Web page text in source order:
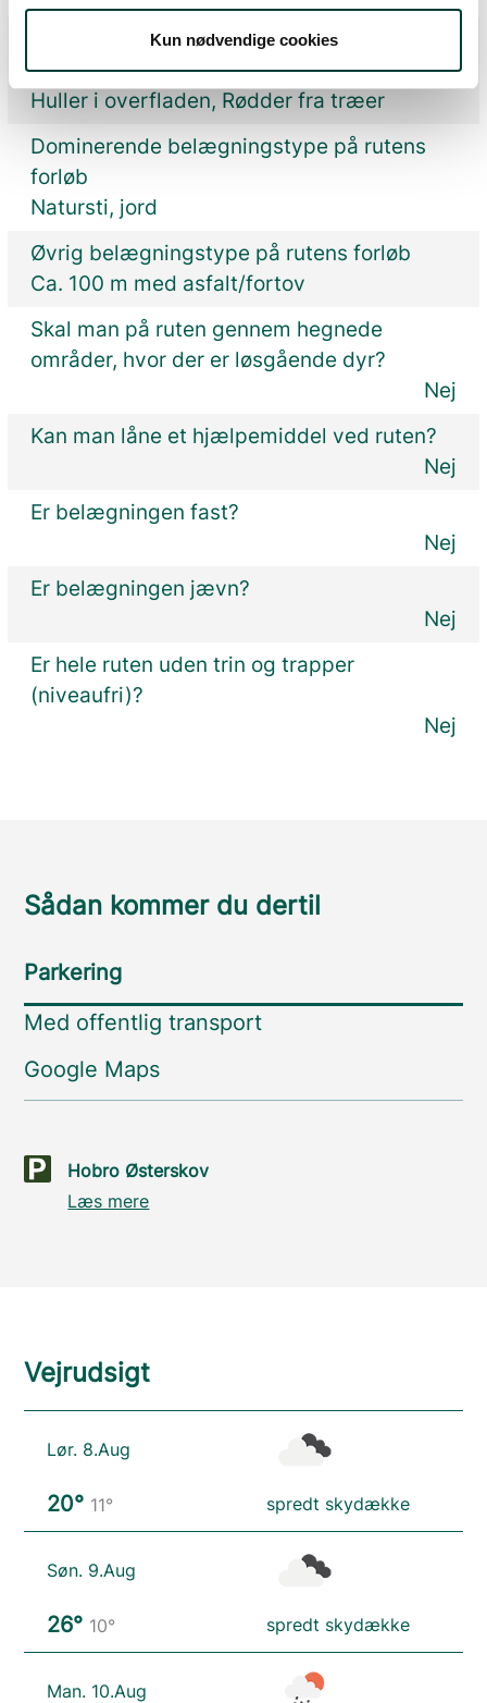
Kun nødvendige cookies
Hvilken type potentielle barrierer kan
forekomme undervejs?
Huller i overfladen, Rødder fra træer
Dominerende belægningstype på rutens
forløb
Natursti, jord
Øvrig belægningstype på rutens forløb
Ca. 100 m med asfalt/fortov
Skal man på ruten gennem hegnede
områder, hvor der er løsgående dyr?
Nej
Kan man låne et hjælpemiddel ved ruten?
Nej
Er belægningen fast?
Nej
Er belægningen jævn?
Nej
Er hele ruten uden trin og trapper
(niveaufri)?
Nej
Sådan kommer du dertil
Parkering
Med offentlig transport
Google Maps
Hobro Østerskov
Læs mere
Vejrudsigt
Lør. 8.Aug
20° 11° spredt skydække
Søn. 9.Aug
26° 10° spredt skydække
Man. 10.Aug